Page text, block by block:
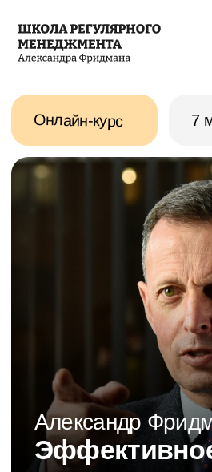
Александр Фридман
Эффективное
компанией
Программа переподготовки для
руководителей и собственников
Узнать стоимость